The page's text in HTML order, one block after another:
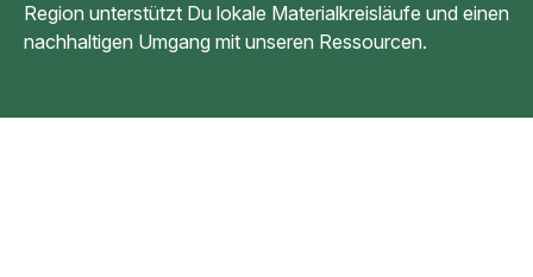
Region unterstützt Du lokale Materialkreisläufe und einen
nachhaltigen Umgang mit unseren Ressourcen.